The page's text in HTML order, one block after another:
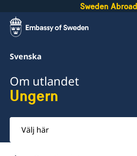
Sweden Abroad
Svenska
Om utlandet
Ungern
Välj
här